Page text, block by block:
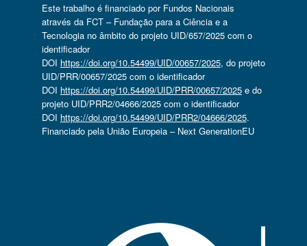
Este trabalho é financiado por Fundos Nacionais
através da FCT – Fundação para a Ciência e a
Tecnologia no âmbito do projeto UID/657/2025 com o
identificador
DOI https://doi.org/10.54499/UID/00657/2025, do projeto
UID/PRR/00657/2025 com o identificador
DOI https://doi.org/10.54499/UID/PRR/00657/2025e do
projeto UID/PRR2/04666/2025 com o identificador
DOI https://doi.org/10.54499/UID/PRR2/04666/2025.
Financiado pela União Europeia – Next GenerationEU